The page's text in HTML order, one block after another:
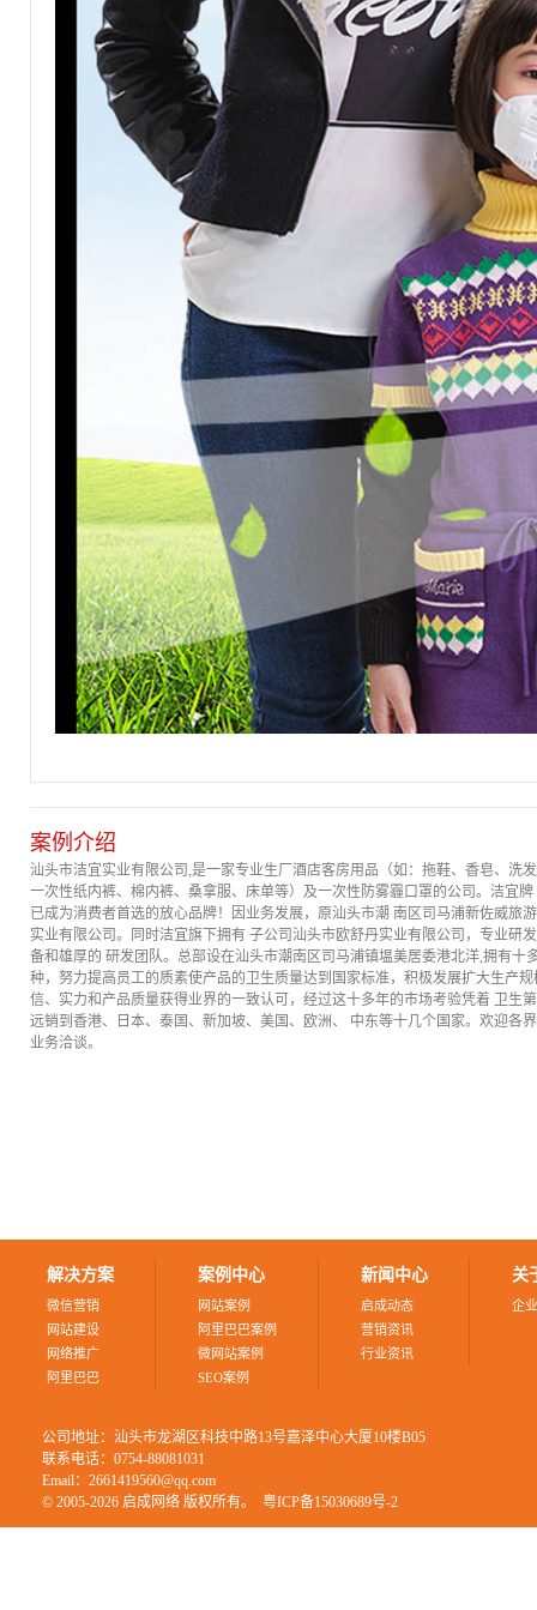
案例介绍
汕头市洁宜实业有限公司,是一家专业生厂酒店客房用品（如：拖鞋、香皂、洗
一次性纸内裤、棉内裤、桑拿服、床单等）及一次性防雾霾口罩的公司。洁宜
已成为消费者首选的放心品牌！因业务发展，原汕头市潮 南区司马浦新佐威旅
实业有限公司。同时洁宜旗下拥有 子公司汕头市欧舒丹实业有限公司，专业研
备和雄厚的 研发团队。总部设在汕头市潮南区司马浦镇塭美居委港北洋,拥有十
种，努力提高员工的质素使产品的卫生质量达到国家标准，积极发展扩大生产
信、实力和产品质量获得业界的一致认可，经过这十多年的市场考验凭着 卫生
远销到香港、日本、泰国、新加坡、美国、欧洲、 中东等十几个国家。欢迎各
业务洽谈。
解决方案
微信营销
网站建设
网络推广
阿里巴巴
案例中心
网站案例
阿里巴巴案例
微网站案例
SEO案例
新闻中心
启成动态
营销资讯
行业资讯
关
企
公司地址：汕头市龙湖区科技中路13号嘉泽中心大厦10楼B05
联系电话：0754-88081031
Email：2661419560@qq.com
© 2005-2026 启成网络 版权所有。 粤ICP备15030689号-2